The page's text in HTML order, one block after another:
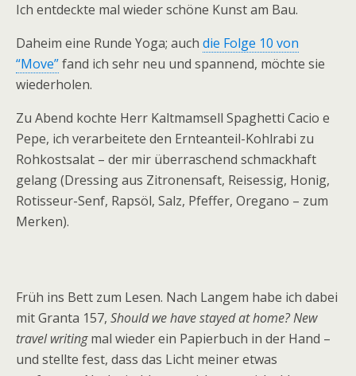
Ich entdeckte mal wieder schöne Kunst am Bau.
Daheim eine Runde Yoga; auch die Folge 10 von
“Move”fand ich sehr neu und spannend, möchte sie
wiederholen.
Zu Abend kochte Herr Kaltmamsell Spaghetti Cacio e
Pepe, ich verarbeitete den Ernteanteil-Kohlrabi zu
Rohkostsalat – der mir überraschend schmackhaft
gelang (Dressing aus Zitronensaft, Reisessig, Honig,
Rotisseur-Senf, Rapsöl, Salz, Pfeffer, Oregano – zum
Merken).
Früh ins Bett zum Lesen. Nach Langem habe ich dabei
mit Granta 157, Should we have stayed at home? New
travel writingmal wieder ein Papierbuch in der Hand –
und stellte fest, dass das Licht meiner etwas